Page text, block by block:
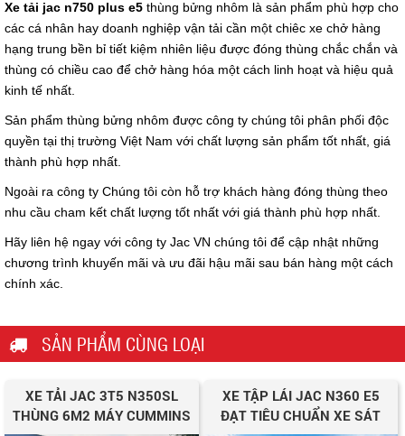
Xe tải jac n750 plus e5 thùng bửng nhôm là sản phẩm phù hợp cho
các cá nhân hay doanh nghiệp vận tải cần một chiêc xe chở hàng
hạng trung bền bỉ tiết kiệm nhiên liệu được đóng thùng chắc chắn và
thùng có chiều cao để chở hàng hóa một cách linh hoạt và hiệu quả
kinh tế nhất.
Sản phẩm thùng bửng nhôm được công ty chúng tôi phân phối độc
quyền tại thị trường Việt Nam với chất lượng sản phẩm tốt nhất, giá
thành phù hợp nhất.
Ngoài ra công ty Chúng tôi còn hỗ trợ khách hàng đóng thùng theo
nhu cầu cham kết chất lượng tốt nhất với giá thành phù hợp nhất.
Hãy liên hệ ngay với công ty Jac VN chúng tôi để cập nhật những
chương trình khuyến mãi và ưu đãi hậu mãi sau bán hàng một cách
chính xác.
SẢN PHẨM CÙNG LOẠI
XE TẢI JAC 3T5 N350SL
THÙNG 6M2 MÁY CUMMINS
XE TẬP LÁI JAC N360 E5
ĐẠT TIÊU CHUẨN XE SÁT